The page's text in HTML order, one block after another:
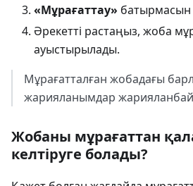
«Мұрағаттау»
Әрекетті растаңыз, жоба
ауыстырылады.
Мұрағатталған жобадағы
жарияланымдар
Жобаны мұрағаттан
келтіруге болады?